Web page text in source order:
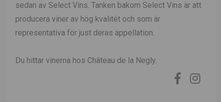
sedan av Select Vins. Tanken bakom Select Vins är att
producera viner av hög kvalitét och som är
representativa för just deras appellation.
Du hittar vinerna hos Château de la Negly.